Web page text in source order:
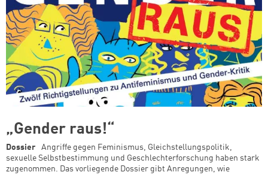
„Gender raus!“
Dossier
Angriffe gegen Feminismus, Gleichstellungspolitik,
sexuelle Selbstbestimmung und Geschlechterforschung haben stark
zugenommen. Das vorliegende Dossier gibt Anregungen, wie